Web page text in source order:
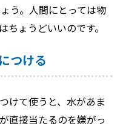
う。人間にとっては物
ょうどいいのです。
つける
けて使うと、水があま
直接当たるのを嫌がっ